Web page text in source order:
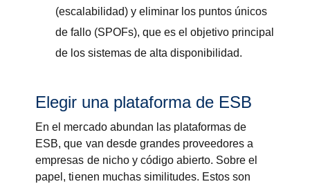
(escalabilidad) y eliminar los puntos únicos
de fallo (SPOFs), que es el objetivo principal
de los sistemas de alta disponibilidad.
Elegir una plataforma de ESB
En el mercado abundan las plataformas de
ESB, que van desde grandes proveedores a
empresas de nicho y código abierto. Sobre el
papel, tienen muchas similitudes. Estos son